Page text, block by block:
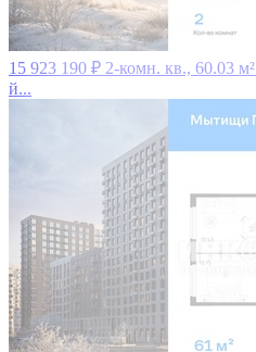
15 923 190 ₽ 2-комн. кв., 60.03 м²
й...